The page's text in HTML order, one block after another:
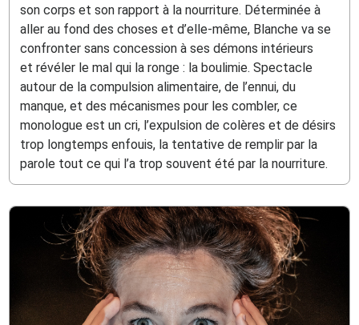
son corps et son rapport à la nourriture. Déterminée à
aller au fond des choses et d’elle-même, Blanche va se
confronter sans concession à ses démons intérieurs
et révéler le mal qui la ronge : la boulimie. Spectacle
autour de la compulsion alimentaire, de l’ennui, du
manque, et des mécanismes pour les combler, ce
monologue est un cri, l’expulsion de colères et de désirs
trop longtemps enfouis, la tentative de remplir par la
parole tout ce qui l’a trop souvent été par la nourriture.